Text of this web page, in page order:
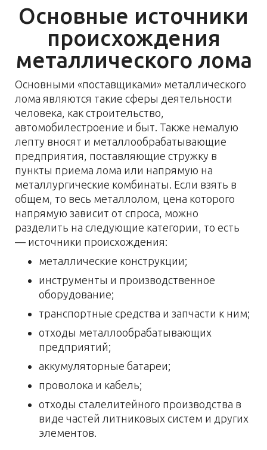
Основные источники
происхождения
металлического лома
Основными «поставщиками» металлического
лома являются такие сферы деятельности
человека, как строительство,
автомобилестроение и быт. Также немалую
лепту вносят и металлообрабатывающие
предприятия, поставляющие стружку в
пункты приема лома или напрямую на
металлургические комбинаты. Если взять в
общем, то весь металлолом, цена которого
напрямую зависит от спроса, можно
разделить на следующие категории, то есть
— источники происхождения:
металлические конструкции;
инструменты и производственное
оборудование;
транспортные средства и запчасти к ним;
отходы металлообрабатывающих
предприятий;
аккумуляторные батареи;
проволока и кабель;
отходы сталелитейного производства в
виде частей литниковых систем и других
элементов.